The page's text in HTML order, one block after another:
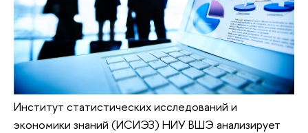
Институт статистических исследований и
экономики знаний (ИСИЭЗ) НИУ ВШЭ анализирует